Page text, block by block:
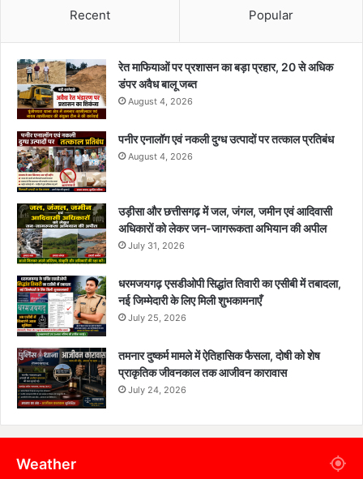
Recent Popular
रेत माफियाओं पर प्रशासन का बड़ा प्रहार, 20 से अधिक
डंपर अवैध बालू जब्त
August 4, 2026
पनीर एनालॉग एवं नकली दुग्ध उत्पादों पर तत्काल प्रतिबंध
August 4, 2026
उड़ीसा और छत्तीसगढ़ में जल, जंगल, जमीन एवं आदिवासी
अधिकारों को लेकर जन-जागरूकता अभियान की अपील
July 31, 2026
धरमजयगढ़ एसडीओपी सिद्धांत तिवारी का एसीबी में तबादला,
नई जिम्मेदारी के लिए मिली शुभकामनाएँ
July 25, 2026
तमनार दुष्कर्म मामले में ऐतिहासिक फैसला, दोषी को शेष
प्राकृतिक जीवनकाल तक आजीवन कारावास
July 24, 2026
Weather